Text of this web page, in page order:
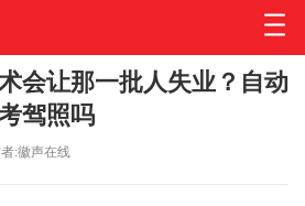
会让那一批人失业？自动
驾照吗
:徽声在线